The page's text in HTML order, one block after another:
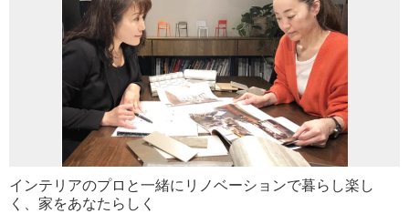
インテリアのプロと一緒にリノベーションで暮らし楽し
く、家をあなたらしく